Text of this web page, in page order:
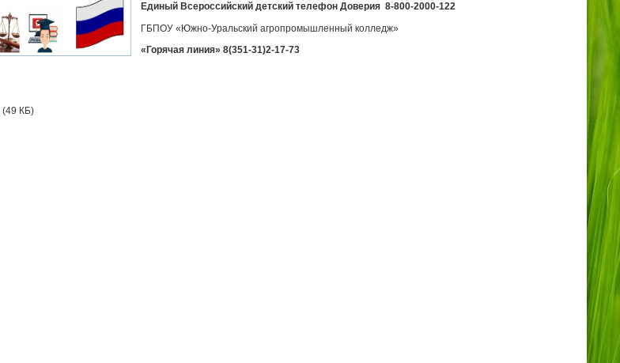
Единый Всероссийский детский телефон Доверия 8-800-2000-122
ГБПОУ «Южно-Уральский агропромышленный колледж»
«Горячая линия» 8(351-31)2-17-73
(49 КБ)